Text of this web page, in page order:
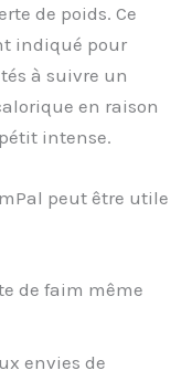
de poids. Ce
indiqué pour
à suivre un
en raison
intense.
peut être utile
de faim même
envies de